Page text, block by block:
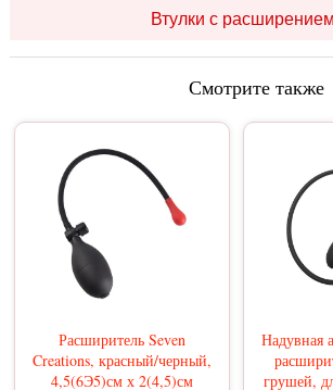
Втулки с расширением
Смотрите также
Расширитель Seven
Creations, красный/черный,
4,5(6Э5)см х 2(4,5)см
Надувная
грушей,